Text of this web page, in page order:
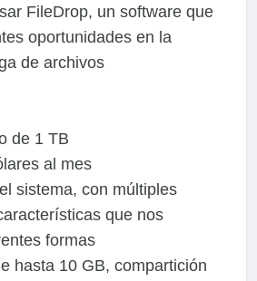
FileDrop, un software que
oportunidades en la
de archivos
de 1 TB
al mes
sistema, con múltiples
que nos
formas
hasta 10 GB, compartición